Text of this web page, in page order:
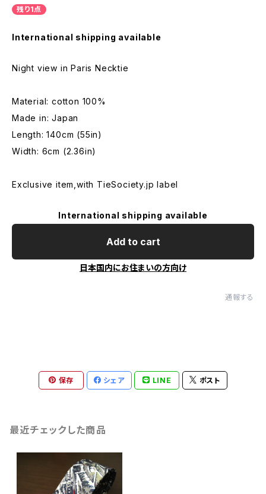
残り1点
International shipping available
Night view in Paris Necktie
Material: cotton 100%
Made in: Japan
Length: 140cm (55in)
Width: 6cm (2.36in)
Exclusive item,with TieSociety.jp label
International shipping available
Add to cart
日本国内にお住まいの方向け
通報する
保存 シェア LINE ポスト
最近チェックした商品